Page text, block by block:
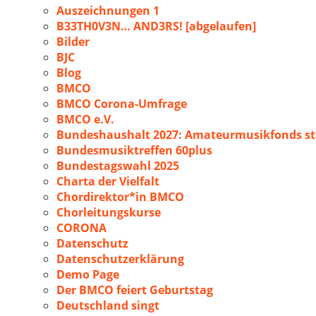
Auszeichnungen 1
B33TH0V3N… AND3RS! [abgelaufen]
Bilder
BJC
Blog
BMCO
BMCO Corona-Umfrage
BMCO e.V.
Bundeshaushalt 2027: Amateurmusikfonds
Bundesmusiktreffen 60plus
Bundestagswahl 2025
Charta der Vielfalt
Chordirektor*in BMCO
Chorleitungskurse
CORONA
Datenschutz
Datenschutzerklärung
Demo Page
Der BMCO feiert Geburtstag
Deutschland singt